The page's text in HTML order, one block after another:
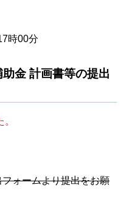
時00分
金 計画書等の提出
ォームより提出をお願